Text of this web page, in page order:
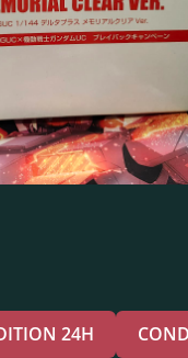
24H